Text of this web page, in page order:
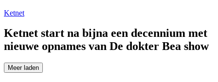
Ketnet
Ketnet start na bijna een decennium met
nieuwe opnames van De dokter Bea show
Meer laden